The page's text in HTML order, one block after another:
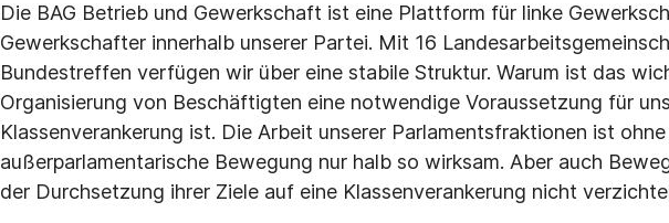
Die BAG Betrieb und Gewerkschaft ist eine Plattform für linke
Gewerkschafter innerhalb unserer Partei. Mit 16
Bundestreffen verfügen wir über eine stabile Struktur. Warum ist das
Organisierung von Beschäftigten eine notwendige Voraussetzung für
Klassenverankerung ist. Die Arbeit unserer Parlamentsfraktionen ist
außerparlamentarische Bewegung nur halb so wirksam. Aber auch
der Durchsetzung ihrer Ziele auf eine Klassenverankerung nicht